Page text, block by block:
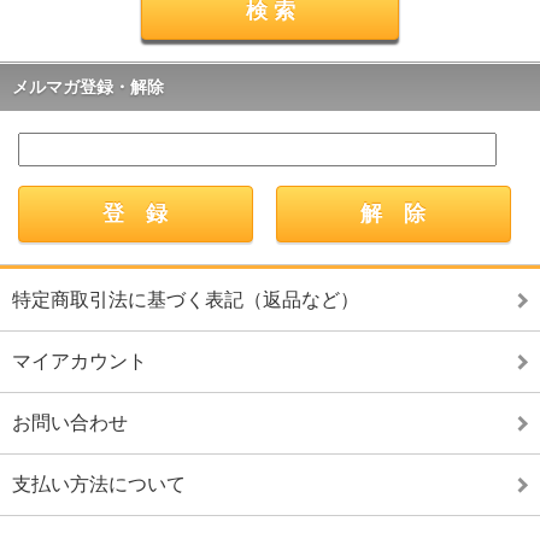
メルマガ登録・解除
特定商取引法に基づく表記（返品など）
マイアカウント
お問い合わせ
支払い方法について